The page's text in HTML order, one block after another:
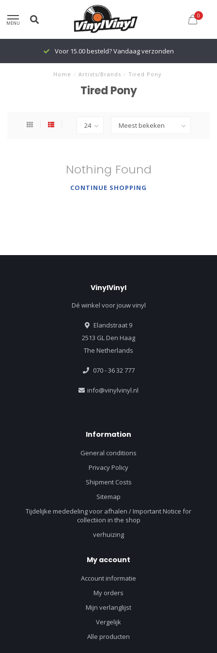
MENU
0
Voor 15.00 besteld? Vandaag verzonden
Home / Artists/Brands / Tired Pony
Tired Pony
Nothing Found
CONTINUE SHOPPING
VinylVinyl
Dé winkel voor jouw vinyl
Elandstraat 9
2513 GL Den Haag
The Netherlands
070 - 36 32 777
info@vinylvinyl.nl
Information
General conditions
Privacy Policy
Shipment Costs
Sitemap
Tijdelijke mededeling voor afhalen / Important Notice for
collectiion in the shop
verhuizing
My account
Account informatie
My orders
Mijn verlanglijst
Vergelijk
Alle producten